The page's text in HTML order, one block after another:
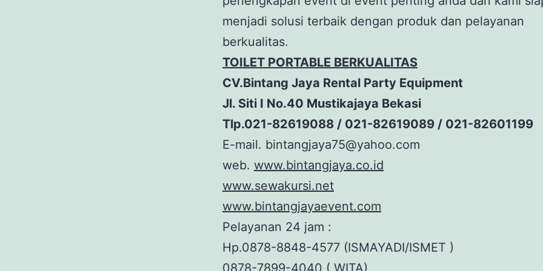
menjadi solusi terbaik dengan produk dan pelayanan
berkualitas.
TOILET PORTABLE BERKUALITAS
CV.Bintang Jaya Rental Party Equipment
Jl. Siti I No.40 Mustikajaya Bekasi
Tlp.021-82619088 / 021-82619089 / 021-82601199
E-mail. bintangjaya75@yahoo.com
web. www.bintangjaya.co.id
www.sewakursi.net
www.bintangjayaevent.com
Pelayanan 24 jam :
Hp.0878-8848-4577 (ISMAYADI/ISMET )
0878-7899-4040 ( WITA)